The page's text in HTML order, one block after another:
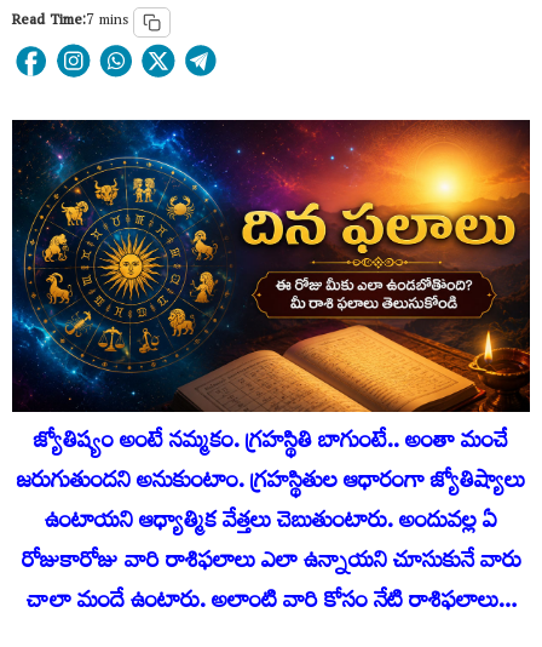
Read Time:7 mins
జ్యోతిష్యం అంటే నమ్మకం. గ్రహస్థితి బాగుంటే.. అంతా మంచే
జరుగుతుందని అనుకుంటాం. గ్రహస్థితుల ఆధారంగా జ్యోతిష్యాలు
ఉంటాయని ఆధ్యాత్మిక వేత్తలు చెబుతుంటారు. అందువ‌ల్ల ఏ
రోజుకారోజు వారి రాశిఫ‌లాలు ఎలా ఉన్నాయ‌ని చూసుకునే వారు
చాలా మందే ఉంటారు. అలాంటి వారి కోసం నేటి రాశిఫ‌లాలు…